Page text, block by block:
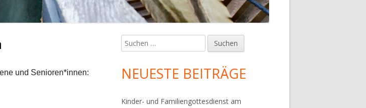
und Senioren*innen:
Haupt-
Seitenleiste
Suchen
nach:
NEUESTE BEITRÄGE
Kinder- und Familiengottesdienst am